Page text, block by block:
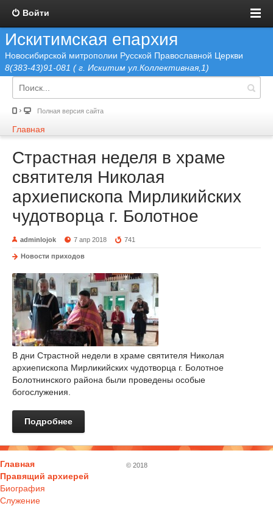
Войти
Искитимская епархия
Новосибирской митрополии Русской Православной Церкви
8(383-43)91-081 ( г. Искитим ул.Коллективная,1)
Полная версия сайта
Главная
Страстная неделя в храме
святителя Николая
архиепископа Мирликийских
чудотворца г. Болотное
adminlojok 7 апр 2018 741
Новости приходов
В дни Страстной недели в храме святителя Николая
архиепископа Мирликийских чудотворца г. Болотное
Болотнинского района были проведены особые
богослужения.
Подробнее
Главная
Правящий архиерей
Биография
Служение
© 2018